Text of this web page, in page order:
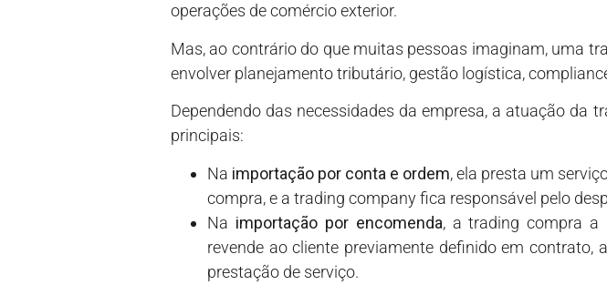
operações de comércio exterior.
Mas, ao contrário do que muitas pessoas imaginam, uma
envolver planejamento tributário, gestão logística,
Dependendo das necessidades da empresa, a atuação da
principais:
Na importação por conta e ordem, ela presta um
compra, e a trading company fica responsável pelo
Na importação por encomenda, a trading compra a
revende ao cliente previamente definido em contrato,
prestação de serviço.